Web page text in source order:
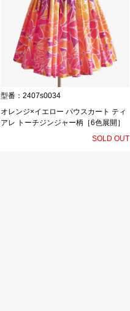
型番： 2407s0034
オレンジ×イエロー パウスカート ティ
アレ トーチジンジャー柄［6色展開］
SOLD OUT